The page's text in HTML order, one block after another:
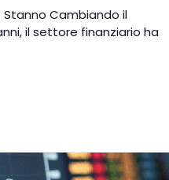
Stanno Cambiando il
il settore finanziario ha